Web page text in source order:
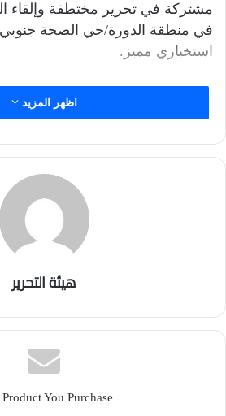
مشتركة في تحرير مختطفة وإلقاء
في منطقة الدورة/حي الصحة جنوبي
استخباري مميز.
اظهر المزيد
هيئة التحرير
You Purchase